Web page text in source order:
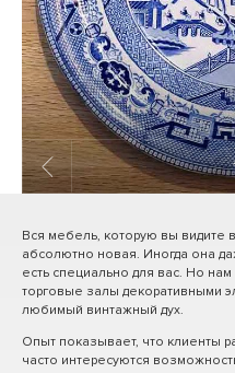
Вся мебель, которую вы видите
абсолютно новая. Иногда она
есть специально для вас. Но
торговые залы декоративными
любимый винтажный дух.
Опыт показывает, что клиенты
часто интересуются